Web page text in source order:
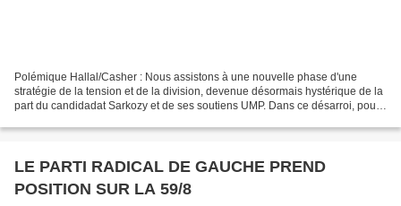
Polémique Hallal/Casher : Nous assistons à une nouvelle phase d'une
stratégie de la tension et de la division, devenue désormais hystérique de la
part du candidadat Sarkozy et de ses soutiens UMP. Dans ce désarroi, pour
LE PARTI RADICAL DE GAUCHE PREND
POSITION SUR LA 59/8